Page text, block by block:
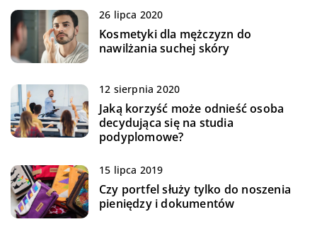
26 lipca 2020
Kosmetyki dla mężczyzn do
nawilżania suchej skóry
12 sierpnia 2020
Jaką korzyść może odnieść osoba
decydująca się na studia
podyplomowe?
15 lipca 2019
Czy portfel służy tylko do noszenia
pieniędzy i dokumentów